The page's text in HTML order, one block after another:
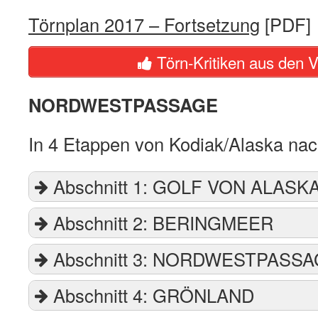
Törnplan 2017 – Fortsetzung [PDF]
Törn-Kritiken aus den
NORDWESTPASSAGE
In 4 Etappen von Kodiak/Alaska
Abschnitt 1: GOLF VON
Abschnitt 2: BERINGMEER
Abschnitt 3:
Abschnitt 4: GRÖNLAND